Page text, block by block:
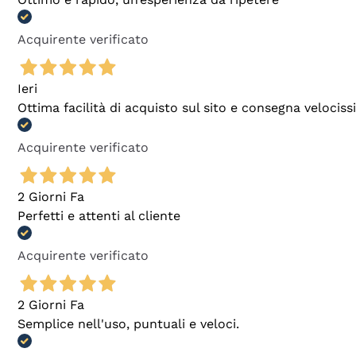
Acquirente verificato
Ieri
Ottima facilità di acquisto sul sito e consegna
Acquirente verificato
2 Giorni Fa
Perfetti e attenti al cliente
Acquirente verificato
2 Giorni Fa
Semplice nell'uso, puntuali e veloci.